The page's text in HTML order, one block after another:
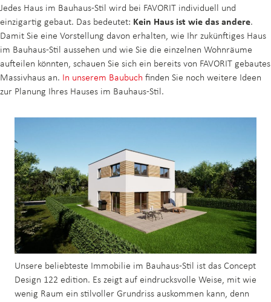
Jedes Haus im Bauhaus-Stil wird bei FAVORIT individuell und
einzigartig gebaut. Das bedeutet: Kein Haus ist wie das andere.
Damit Sie eine Vorstellung davon erhalten, wie Ihr zukünftiges Haus
im Bauhaus-Stil aussehen und wie Sie die einzelnen Wohnräume
aufteilen könnten, schauen Sie sich ein bereits von FAVORIT gebautes
Massivhaus an.
In unserem Baubuch finden Sie noch weitere Ideen
zur Planung Ihres Hauses im Bauhaus-Stil.
Unsere beliebteste Immobilie im Bauhaus-Stil ist das Concept
Design 122 edition. Es zeigt auf eindrucksvolle Weise, mit wie
wenig Raum ein stilvoller Grundriss auskommen kann, denn